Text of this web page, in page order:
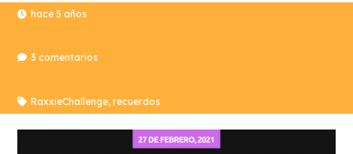
hace 5 años
3comentarios
RaxxieChallenge,recuerdos